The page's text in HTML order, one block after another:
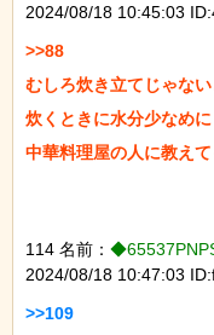
2024/08/18 10:45:03
>>88
むしろ炊き立てじゃな
炊くときに水分少なめ
中華料理屋の人に教え
114 名前：
2024/08/18 10:47:03
>>109